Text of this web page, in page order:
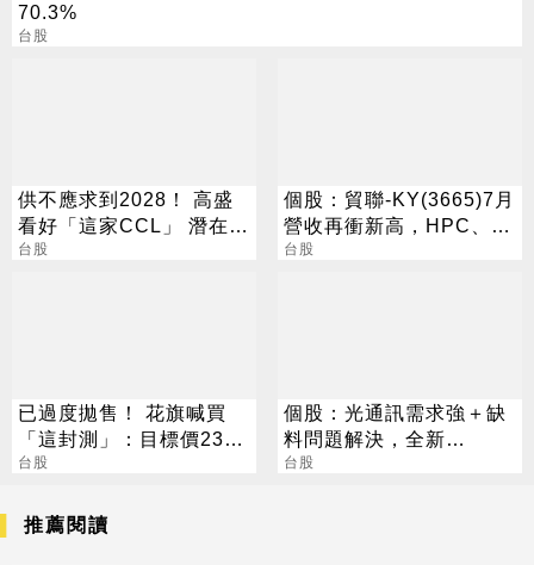
70.3%
台股
供不應求到2028！ 高盛
看好「這家CCL」 潛在漲
幅171%
台股
個股：貿聯-KY(3665)7月
營收再衝新高，HPC、半
導體挹注長期成長動能
台股
已過度拋售！ 花旗喊買
「這封測」：目標價230
元
台股
個股：光通訊需求強＋缺
料問題解決，全新
(2455)7月營收創高、重
台股
推薦閱讀